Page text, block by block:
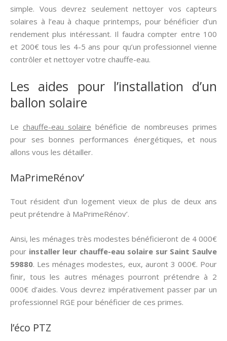
simple. Vous devrez seulement nettoyer vos capteurs
solaires à l’eau à chaque printemps, pour bénéficier d’un
rendement plus intéressant. Il faudra compter entre 100
et 200€ tous les 4-5 ans pour qu’un professionnel vienne
contrôler et nettoyer votre chauffe-eau.
Les aides pour l’installation d’un
ballon solaire
Le chauffe-eau solaire bénéficie de nombreuses primes
pour ses bonnes performances énergétiques, et nous
allons vous les détailler.
MaPrimeRénov’
Tout résident d’un logement vieux de plus de deux ans
peut prétendre à MaPrimeRénov’.
Ainsi, les ménages très modestes bénéficieront de 4 000€
pour installer leur chauffe-eau solaire sur Saint Saulve
59880. Les ménages modestes, eux, auront 3 000€. Pour
finir, tous les autres ménages pourront prétendre à 2
000€ d’aides. Vous devrez impérativement passer par un
professionnel RGE pour bénéficier de ces primes.
l’éco PTZ